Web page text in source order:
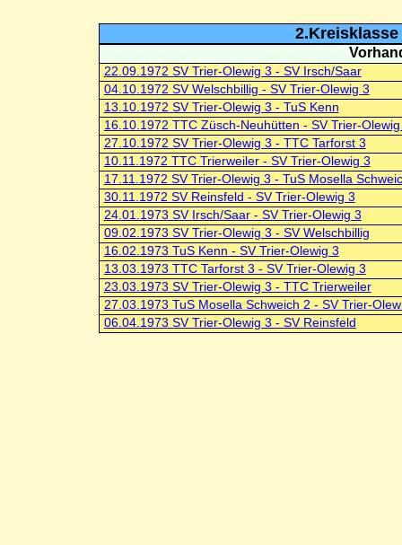
2.Kreisklasse
22.09.1972 SV Trier-Olewig 3 - SV Irsch/Saar
04.10.1972 SV Welschbillig - SV Trier-Olewig 3
13.10.1972 SV Trier-Olewig 3 - TuS Kenn
16.10.1972 TTC Züsch-Neuhütten - SV Trier-
27.10.1972 SV Trier-Olewig 3 - TTC Tarforst 3
10.11.1972 TTC Trierweiler - SV Trier-Olewig 3
17.11.1972 SV Trier-Olewig 3 - TuS Mosella
30.11.1972 SV Reinsfeld - SV Trier-Olewig 3
24.01.1973 SV Irsch/Saar - SV Trier-Olewig 3
09.02.1973 SV Trier-Olewig 3 - SV Welschbillig
16.02.1973 TuS Kenn - SV Trier-Olewig 3
13.03.1973 TTC Tarforst 3 - SV Trier-Olewig 3
23.03.1973 SV Trier-Olewig 3 - TTC Trierweiler
27.03.1973 TuS Mosella Schweich 2 - SV Trier-
06.04.1973 SV Trier-Olewig 3 - SV Reinsfeld